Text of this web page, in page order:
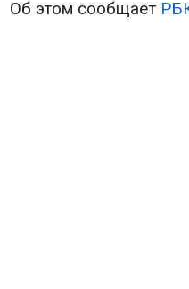
Об этом сообщает